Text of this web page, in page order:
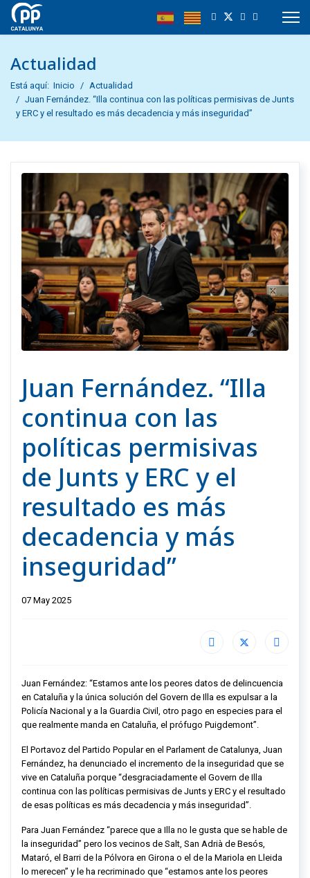
Actualidad
Está aquí: Inicio
Actualidad
Juan Fernández. “Illa continua con las políticas permisivas de Junts
y ERC y el resultado es más decadencia y más inseguridad”
Juan Fernández. “Illa
continua con las
políticas permisivas
de Junts y ERC y el
resultado es más
decadencia y más
inseguridad”
07 May 2025
Juan Fernández: “Estamos ante los peores datos de delincuencia
en Cataluña y la única solución del Govern de Illa es expulsar a la
Policía Nacional y a la Guardia Civil, otro pago en especies para el
que realmente manda en Cataluña, el prófugo Puigdemont”.
El Portavoz del Partido Popular en el Parlament de Catalunya, Juan
Fernández, ha denunciado el incremento de la inseguridad que se
vive en Cataluña porque “desgraciadamente el Govern de Illa
continua con las políticas permisivas de Junts y ERC y el resultado
de esas políticas es más decadencia y más inseguridad”.
Para Juan Fernández “parece que a Illa no le gusta que se hable de
la inseguridad” pero los vecinos de Salt, San Adrià de Besós,
Mataró, el Barri de la Pólvora en Girona o el de la Mariola en Lleida
lo merecen” y le ha recriminado que “estamos ante los peores